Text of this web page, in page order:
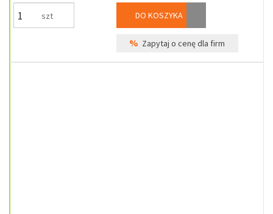
szt DO KOSZYKA
% Zapytaj o cenę dla firm